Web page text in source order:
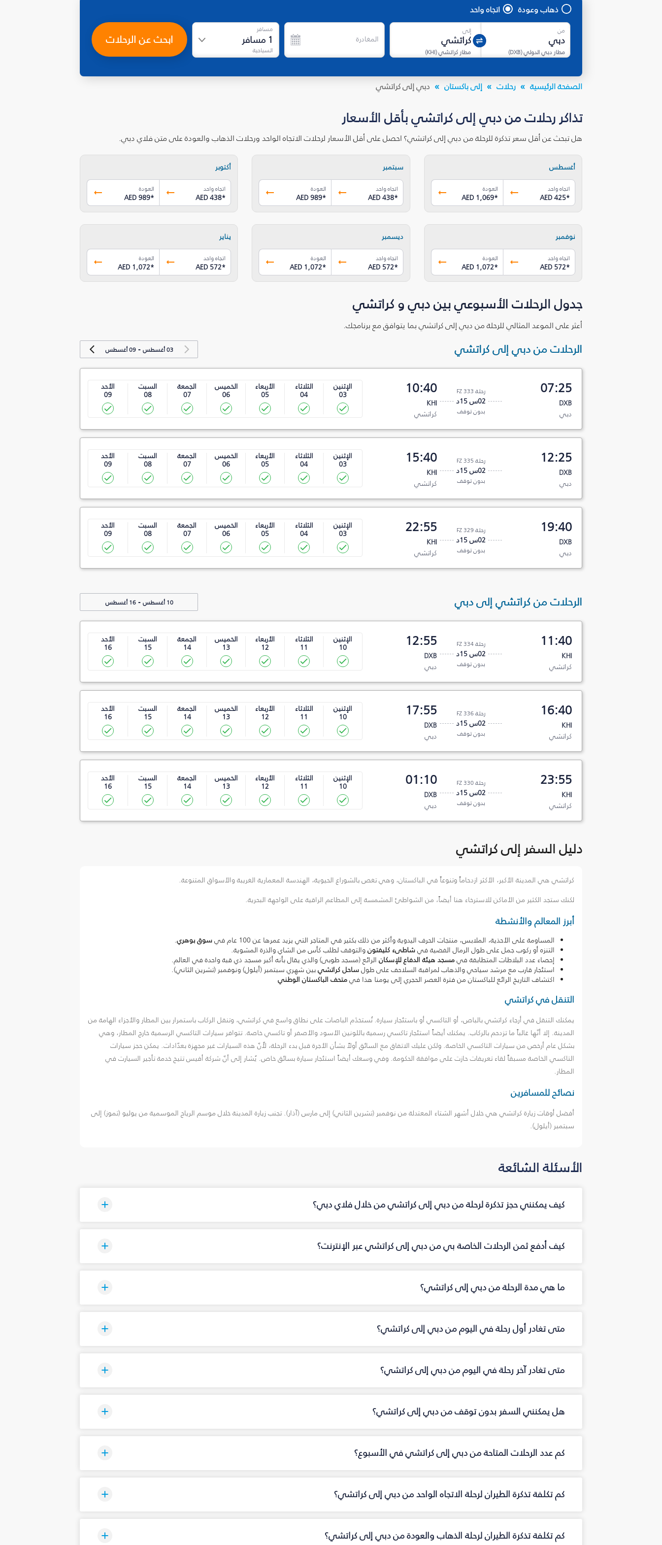
ذهاب وعودة اتجاه واحد
من
مطار دبي الدولي(
DXB
)
إلى
مطار كراتشي(
KHI
)
المغادرة
مسافر
1 مسافر
السياحية
ابحث عن الرحلات
الصفحة الرئيسية رحلات إلى باكستان دبي إلى كراتشي
تذاكر رحلات من دبي إلى كراتشي بأقل الأسعار
هل تبحث عن أقل سعر تذكرة للرحلة من دبي إلى كراتشي؟ احصل على أقل الأسعار لرحلات الاتجاه الواحد ورحلات الذهاب والعودة على متن فلاي دبي.
أغسطس
اتجاه واحد
AED 425*
العودة
AED 1,069*
سبتمبر
اتجاه واحد
AED 438*
العودة
AED 989*
أكتوبر
اتجاه واحد
AED 438*
العودة
AED 989*
نوفمبر
اتجاه واحد
AED 572*
العودة
AED 1,072*
ديسمبر
اتجاه واحد
AED 572*
العودة
AED 1,072*
يناير
اتجاه واحد
AED 572*
العودة
AED 1,072*
جدول الرحلات الأسبوعي بين دبي و كراتشي
أعثر على الموعد المثالي للرحلة من دبي إلى كراتشي بما يتوافق مع برنامجك.
الرحلات من دبي إلى كراتشي 03 أغسطس -09 أغسطس
07:25
DXB
دبي
رحلة FZ 333
02س 15د
بدون توقف
10:40
KHI
كراتشي
الإثنين
03
الثلاثاء
04
الأربعاء
05
الخميس
06
الجمعة
07
السبت
08
الأحد
09
12:25
DXB
دبي
رحلة FZ 335
02س 15د
بدون توقف
15:40
KHI
كراتشي
الإثنين
03
الثلاثاء
04
الأربعاء
05
الخميس
06
الجمعة
07
السبت
08
الأحد
09
19:40
DXB
دبي
رحلة FZ 329
02س 15د
بدون توقف
22:55
KHI
كراتشي
الإثنين
03
الثلاثاء
04
الأربعاء
05
الخميس
06
الجمعة
07
السبت
08
الأحد
09
الرحلات من كراتشي إلى دبي 10 أغسطس -16 أغسطس
11:40
KHI
كراتشي
رحلة FZ 334
02س 15د
بدون توقف
12:55
DXB
دبي
الإثنين
10
الثلاثاء
11
الأربعاء
12
الخميس
13
الجمعة
14
السبت
15
الأحد
16
16:40
KHI
كراتشي
رحلة FZ 336
02س 15د
بدون توقف
17:55
DXB
دبي
الإثنين
10
الثلاثاء
11
الأربعاء
12
الخميس
13
الجمعة
14
السبت
15
الأحد
16
23:55
KHI
كراتشي
رحلة FZ 330
02س 15د
بدون توقف
01:10
DXB
دبي
الإثنين
10
الثلاثاء
11
الأربعاء
12
الخميس
13
الجمعة
14
السبت
15
الأحد
16
دليل السفر إلى كراتشي
كراتشي هي المدينة الأكبر، الأكثر ازدحاماً وتنوعاً في الباكستان، وهي تغص بالشوراع الحيوية، الهندسة المعمارية الغريبة والأسواق المتنوعة.
لكنك ستجد الكثير من الأماكن للاسترخاء هنا أيضاً، من الشواطئ المشمسة إلى المطاعم الراقية على الواجهة البحرية.
أبرز المعالم والأنشطة
المساومة على الأحذية، الملابس، منتجات الحرف اليدوية وأكثر من ذلك بكثير في المتاجر التي يزيد عمرها عن 100 عام في سوق بوهري.
التنزه أو ركوب جمل على طول الرمال الفضية فيشاطىء كليفتونوالتوقف لطلب كأس من الشاي والذرة المشوية.
إحصاء عدد البلاطات المتطابقة فيمسجد هيئة الدفاع للإسكان الرائع (مسجد طوبى) والذي يقال بأنه أكبر مسجد ذي قبة واحدة في العالم.
استئجار قارب مع مرشد سياحي والذهاب لمراقبة السلاحف على طولساحل كراتشيبين شهري سبتمبر (أيلول) ونوفمبر (تشرين الثاني).
اكتشاف التاريخ الرائع للباكستان من فترة العصر الحجري إلى يومنا هذا فيمتحف الباكستان الوطني
التنقل في كراتشي
يمكنك التنقل في أرجاء كراتشي بالباص، أو التاكسي أو باستئجار سيارة. تُستخدَم الباصات على نطاق واسع في كراتشي، وتنقل الركاب باستمرار بين المطار والأجزاء الهامة من
المدينة. إلا أنّها غالباً ما تزدحم بالركاب. يمكنك أيضاً استئجار تاكسي رسمية باللونين الأسود والأصفر أو تاكسي خاصة. تتوافر سيارات التاكسي الرسمية خارج المطار، وهي
بشكل عام أرخص من سيارات التاكسي الخاصة. ولكن عليك الاتفاق مع السائق أولاً بشأن الأجرة قبل بدء الرحلة، لأّنّ هذه السيارات غير مجهزة بعدّادات. يمكن حجز سيارات
التاكسي الخاصة مسبقاً لقاء تعريفات حازت على موافقة الحكومة. وفي وسعك أيضاً استئجار سيارة بسائق خاص. يُشار إلى أنّ شركة أفيس تتيح خدمة تأجير السيارت في
المطار.
نصائح للمسافرين
أفضل أوقات زيارة كراتشي هي خلال أشهر الشتاء المعتدلة من نوفمبر (تشرين الثاني) إلى مارس (آذار). تجنب زيارة المدينة خلال موسم الرياح الموسمية من يوليو (تموز) إلى
سبتمبر (أيلول).
الأسئلة الشائعة
كيف يمكنني حجز تذكرة لرحلة من دبي إلى كراتشي من خلال فلاي دبي؟
كيف أدفع ثمن الرحلات الخاصة بي من دبي إلى كراتشي عبر الإنترنت؟
ما هي مدة الرحلة من دبي إلى كراتشي؟
متى تغادر أول رحلة في اليوم من دبي إلى كراتشي؟
متى تغادر آخر رحلة في اليوم من دبي إلى كراتشي؟
هل يمكنني السفر بدون توقف من دبي إلى كراتشي؟
كم عدد الرحلات المتاحة من دبي إلى كراتشي في الأسبوع؟
كم تكلفة تذكرة الطيران لرحلة الاتجاه الواحد من دبي إلى كراتشي؟
كم تكلفة تذكرة الطيران لرحلة الذهاب والعودة من دبي إلى كراتشي؟